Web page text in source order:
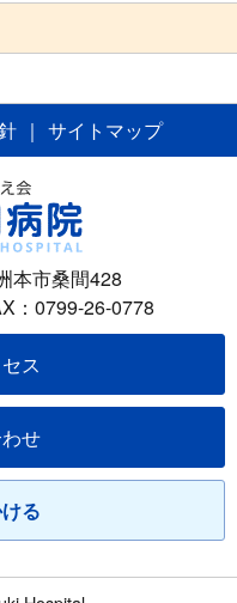
｜ サイトマップ
本市桑間428
：0799-26-0778
ス
せ
る